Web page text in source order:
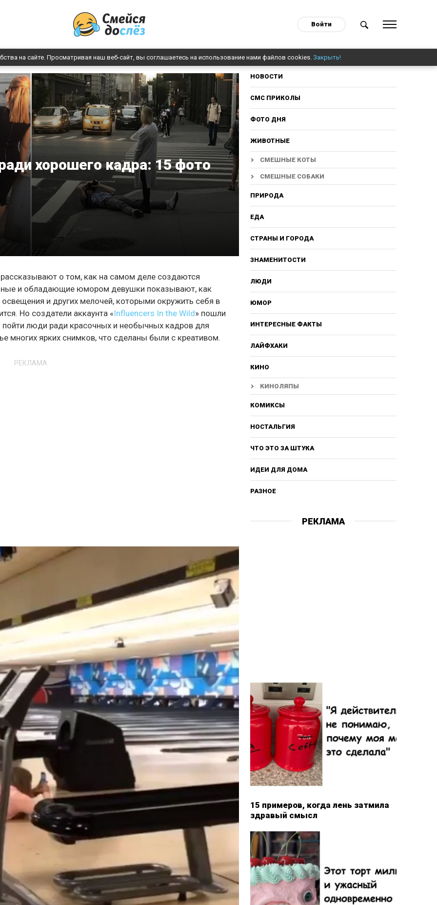
Войти
на сайте. Просматривая наш веб-сайт, вы соглашаетесь на использование нами файлов cookies. Закрыть!
хорошего кадра: 15 фото
о том, как на самом деле создаются
и обладающие юмором девушки показывают, как
и других мелочей, которыми окружить себя в
Но создатели аккаунта «Influencers In the Wild» пошли
люди ради красочных и необычных кадров для
многих ярких снимков, что сделаны были с креативом.
РЕКЛАМА
НОВОСТИ
СМС ПРИКОЛЫ
ФОТО ДНЯ
ЖИВОТНЫЕ
СМЕШНЫЕ КОТЫ
СМЕШНЫЕ СОБАКИ
ПРИРОДА
ЕДА
СТРАНЫ И ГОРОДА
ЗНАМЕНИТОСТИ
ЛЮДИ
ЮМОР
ИНТЕРЕСНЫЕ ФАКТЫ
ЛАЙФХАКИ
КИНО
КИНОЛЯПЫ
КОМИКСЫ
НОСТАЛЬГИЯ
ЧТО ЭТО ЗА ШТУКА
ИДЕИ ДЛЯ ДОМА
РАЗНОЕ
РЕКЛАМА
15 примеров, когда лень затмила
здравый смысл